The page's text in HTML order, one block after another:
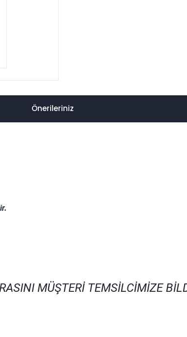
Önerileriniz
MÜŞTERİ TEMSİLCİMİZE